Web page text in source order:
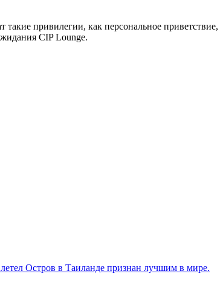
привилегии, как персональное приветствие,
CIP Lounge.
Остров в Таиланде признан лучшим в мире.